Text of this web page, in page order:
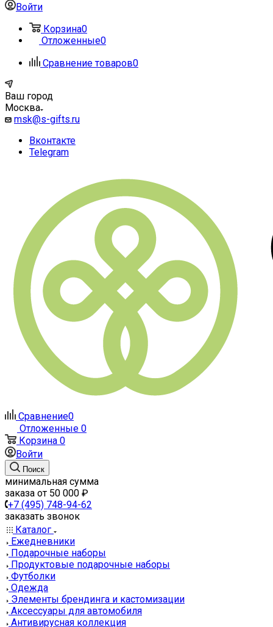
Войти
Корзина0
Отложенные0
Сравнение товаров0
Ваш город
Москва
msk@s-gifts.ru
Вконтакте
Telegram
Сравнение0
Отложенные 0
Корзина 0
Войти
Поиск
минимальная сумма
заказа от 50 000 ₽
+7 (495) 748-94-62
заказать звонок
Каталог
Ежедневники
Подарочные наборы
Продуктовые подарочные наборы
Футболки
Одежда
Элементы брендинга и кастомизации
Аксессуары для автомобиля
Антивирусная коллекция